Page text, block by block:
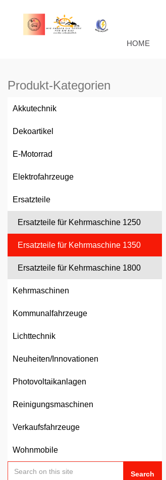
HOME
Produkt-Kategorien
Akkutechnik
Dekoartikel
E-Motorrad
Elektrofahrzeuge
Ersatzteile
Ersatzteile für Kehrmaschine 1250
Ersatzteile für Kehrmaschine 1350
Ersatzteile für Kehrmaschine 1800
Kehrmaschinen
Kommunalfahrzeuge
Lichttechnik
Neuheiten/Innovationen
Photovoltaikanlagen
Reinigungsmaschinen
Verkaufsfahrzeuge
Wohnmobile
Search